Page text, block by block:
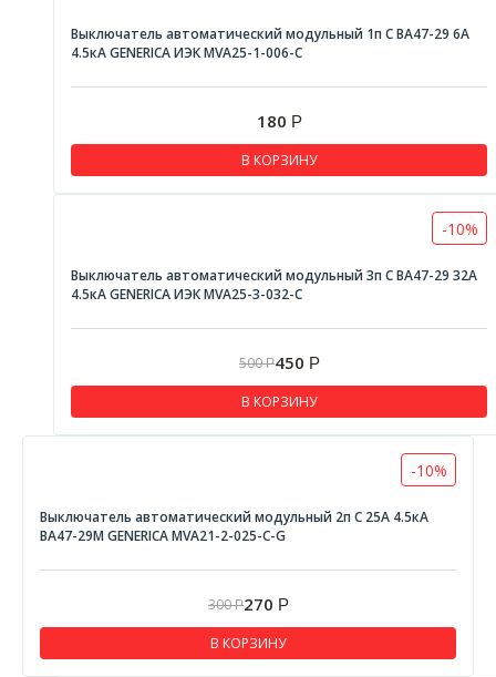
Выключатель автоматический модульный 1п С ВА47-29 6А
4.5кА GENERICA ИЭК MVA25-1-006-C
180 Р
В КОРЗИНУ
-10%
Выключатель автоматический модульный 3п С ВА47-29 32А
4.5кА GENERICA ИЭК MVA25-3-032-C
500Р450 Р
В КОРЗИНУ
-10%
Выключатель автоматический модульный 2п C 25А 4.5кА
ВА47-29М GENERICA MVA21-2-025-C-G
300Р270 Р
В КОРЗИНУ